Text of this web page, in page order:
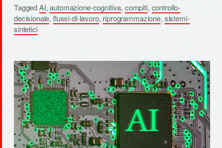
TaggedAI,automazione-cognitiva, compiti, controllo-
decisionale,flussi-di-lavoro, riprogrammazione, sistemi-
sintetici